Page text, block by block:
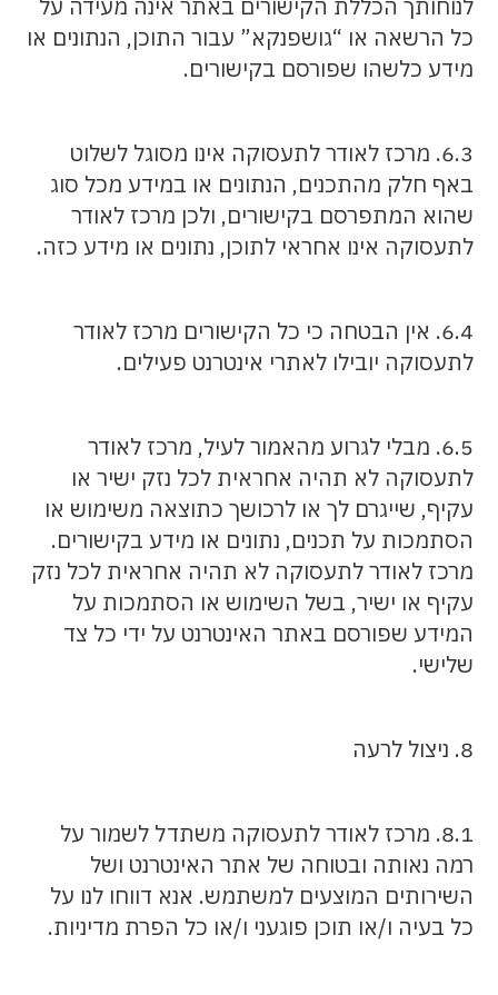
לנוחותך הכללת הקישורים באתר אינה מעידה על
כל הרשאה או “גושפנקא” עבור התוכן, הנתונים או
מידע כלשהו שפורסם בקישורים.
6.3. מרכז לאודר לתעסוקה אינו מסוגל לשלוט
באף חלק מהתכנים, הנתונים או במידע מכל סוג
שהוא המתפרסם בקישורים, ולכן מרכז לאודר
לתעסוקה אינו אחראי לתוכן, נתונים או מידע כזה.
6.4. אין הבטחה כי כל הקישורים מרכז לאודר
לתעסוקה יובילו לאתרי אינטרנט פעילים.
6.5. מבלי לגרוע מהאמור לעיל, מרכז לאודר
לתעסוקה לא תהיה אחראית לכל נזק ישיר או
עקיף, שייגרם לך או לרכושך כתוצאה משימוש או
הסתמכות על תכנים, נתונים או מידע בקישורים.
מרכז לאודר לתעסוקה לא תהיה אחראית לכל נזק
עקיף או ישיר, בשל השימוש או הסתמכות על
המידע שפורסם באתר האינטרנט על ידי כל צד
שלישי.
8. ניצול לרעה
8.1. מרכז לאודר לתעסוקה משתדל לשמור על
רמה נאותה ובטוחה של אתר האינטרנט ושל
השירותים המוצעים למשתמש. אנא דווחו לנו על
כל בעיה ו/או תוכן פוגעני ו/או כל הפרת מדיניות.